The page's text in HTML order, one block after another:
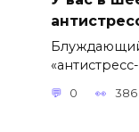
0 386